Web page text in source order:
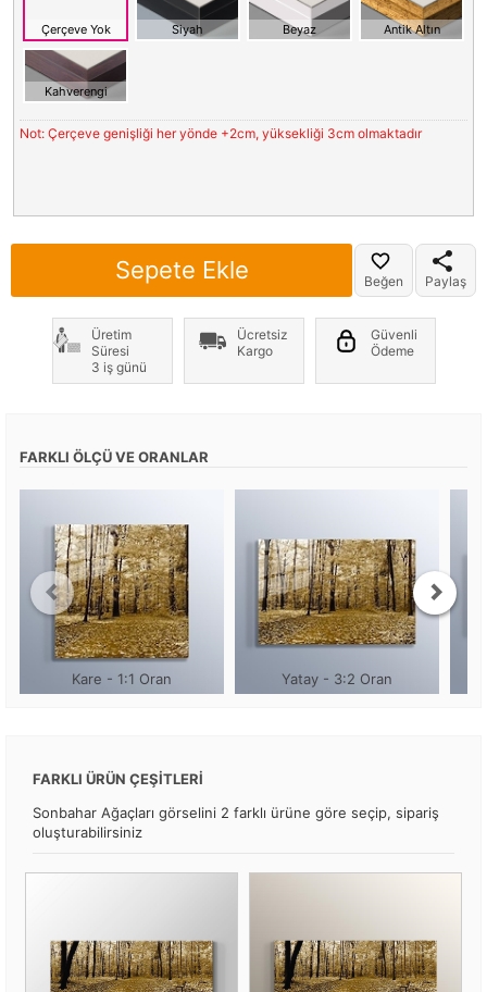
Çerçeve Yok Siyah Beyaz Antik Altın
Kahverengi
Not: Çerçeve genişliği her yönde +2cm, yüksekliği 3cm olmaktadır
Sepete Ekle Beğen Paylaş
Üretim
Süresi
3 iş günü
Ücretsiz
Kargo
Güvenli
Ödeme
FARKLI ÖLÇÜ VE ORANLAR
Kare - 1:1 Oran Yatay - 3:2 Oran
FARKLI ÜRÜN ÇEŞİTLERİ
Sonbahar Ağaçları görselini 2 farklı ürüne göre seçip, sipariş
oluşturabilirsiniz